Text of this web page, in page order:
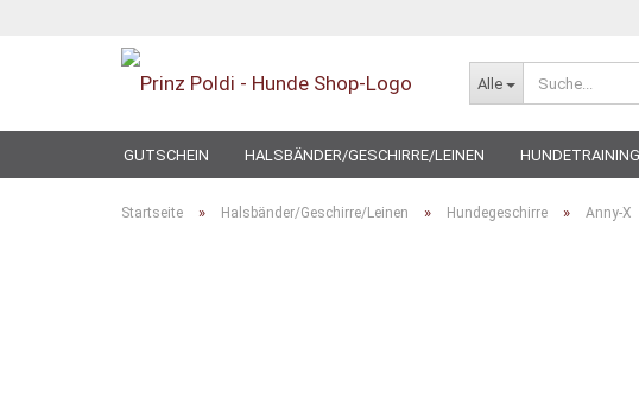
Alle
GUTSCHEIN HALSBÄNDER/GESCHIRRE/LEINEN
SPECIAL
Startseite » Halsbänder/Geschirre/Leinen » Hundegeschirre » Anny-X